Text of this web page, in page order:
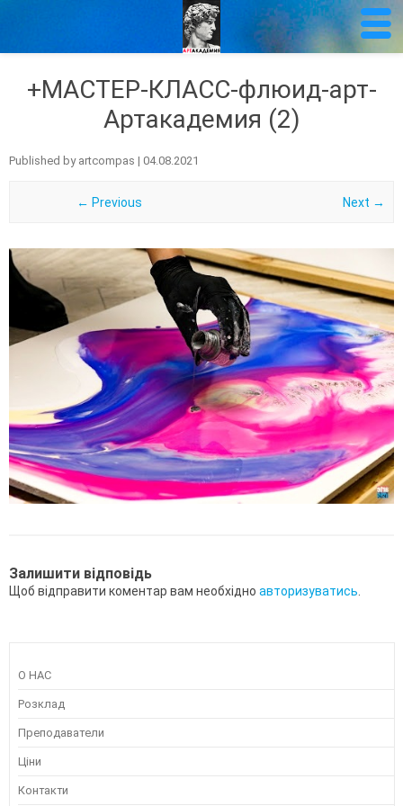
+МАСТЕР-КЛАСС-флюид-арт-
Артакадемия (2)
Published by artcompas | 04.08.2021
← Previous Next →
Залишити відповідь
Щоб відправити коментар вам необхідно авторизуватись.
О НАС
Розклад
Преподаватели
Ціни
Контакти